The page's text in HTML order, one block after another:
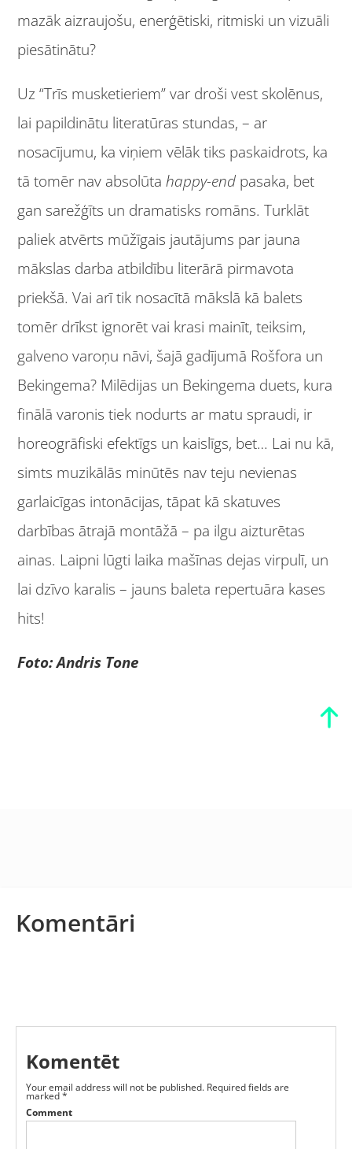
mazāk aizraujošu, enerģētiski, ritmiski un vizuāli
piesātinātu?
Uz “Trīs musketieriem” var droši vest skolēnus,
lai papildinātu literatūras stundas, – ar
nosacījumu, ka viņiem vēlāk tiks paskaidrots, ka
tā tomēr nav absolūtahappy-end pasaka, bet
gan sarežģīts un dramatisks romāns. Turklāt
paliek atvērts mūžīgais jautājums par jauna
mākslas darba atbildību literārā pirmavota
priekšā. Vai arī tik nosacītā mākslā kā balets
tomēr drīkst ignorēt vai krasi mainīt, teiksim,
galveno varoņu nāvi, šajā gadījumā Rošfora un
Bekingema? Milēdijas un Bekingema duets, kura
finālā varonis tiek nodurts ar matu spraudi, ir
horeogrāfiski efektīgs un kaislīgs, bet… Lai nu kā,
simts muzikālās minūtēs nav teju nevienas
garlaicīgas intonācijas, tāpat kā skatuves
darbības ātrajā montāžā – pa ilgu aizturētas
ainas. Laipni lūgti laika mašīnas dejas virpulī, un
lai dzīvo karalis – jauns baleta repertuāra kases
hits!
Foto: Andris Tone
Komentāri
Komentēt
Your email address will not be published. Required fields are
marked*
Comment